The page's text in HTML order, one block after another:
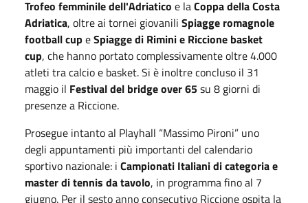
Trofeo femminile dell'Adriatico e laCoppa della Costa
Adriatica, oltre ai tornei giovanili Spiagge romagnole
football cup eSpiagge di Rimini e Riccione basket
cup, che hanno portato complessivamente oltre 4.000
atleti tra calcio e basket. Si è inoltre concluso il 31
maggio il Festival del bridge over 65su 8 giorni di
presenze a Riccione.
Prosegue intanto al Playhall “Massimo Pironi” uno
degli appuntamenti più importanti del calendario
sportivo nazionale: i Campionati Italiani di categoria e
master di tennis da tavolo, in programma fino al 7
giugno. Per il sesto anno consecutivo Riccione ospita la